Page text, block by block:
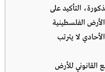
التأكيد على
الفلسطينية
لا يترتب
القانوني للأرض